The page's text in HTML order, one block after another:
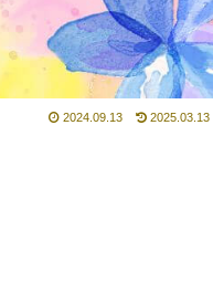
2024.09.13 2025.03.13